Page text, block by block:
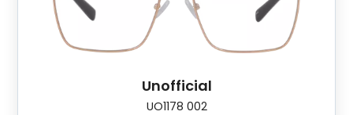
Unofficial
UO1178 002